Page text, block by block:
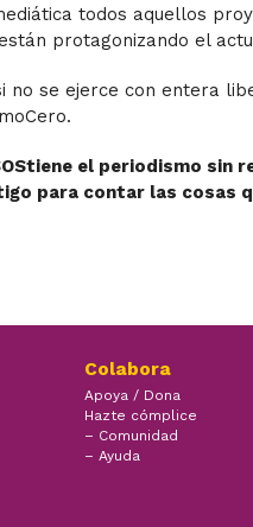
todos aquellos
protagonizando el
no se ejerce con entera
el periodismo sin
para contar las cosas
Colabora
Apoya / Dona
Hazte cómplice
– Comunidad
– Ayuda